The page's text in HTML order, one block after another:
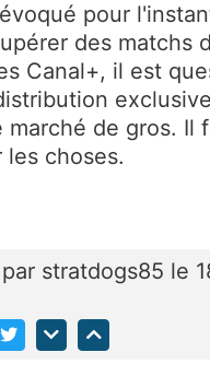
pour
des matchs
Canal+, il est
marché de gros. Il
choses.
par stratdogs85 le